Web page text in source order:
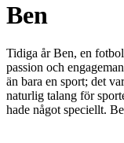
Ben
Tidiga år Ben, en
passion och
än bara en sport; det
naturlig talang för
hade något speciellt.